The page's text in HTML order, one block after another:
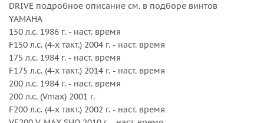
Внешний диаметр, дюйм : 14 1/4
Вращение : Правое
Количество лопастей : 3
Серийный номер : 3551-143-22MF
Серия : Titan HR3
Шаг, дюйм : 22
DRIVE подробное описание см. в подборе винтов
YAMAHA
150 л.с. 1986 г. - наст. время
F150 л.с. (4-х такт.) 2004 г. - наст. время
175 л.с. 1984 г. - наст. время
F175 л.с. (4-х такт.) 2014 г. - наст. время
200 л.с. 1984 г. - наст. время
200 л.с. (Vmax) 2001 г.
F200 л.с. (4-х такт.) 2002 г. - наст. время